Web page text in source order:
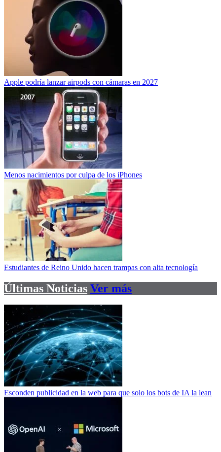
Apple podría lanzar airpods con cámaras en 2027
Menos nacimientos por culpa de los iPhones
Estudiantes de Reino Unido hacen trampas con alta tecnología
Últimas Noticias Ver más
Esconden publicidad en la web para que solo los bots de IA la lean